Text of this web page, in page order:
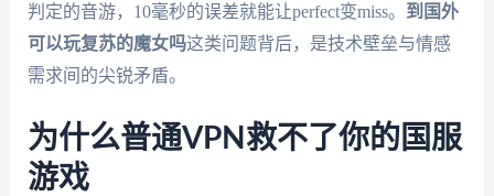
判定的音游，10毫秒的误差就能让perfect变miss。 到国外
可以玩复苏的魔女吗这类问题背后，是技术壁垒与情感
需求间的尖锐矛盾。
为什么普通VPN救不了你的国服
游戏